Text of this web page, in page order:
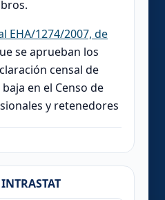
EHA/1274/2007, de
se aprueban los
censal de
en el Censo de
y retenedores